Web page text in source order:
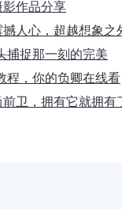
作品分享
人心，超越想象之
捕捉那一刻的完美
程，你的负卿在线看
卫，拥有它就拥有